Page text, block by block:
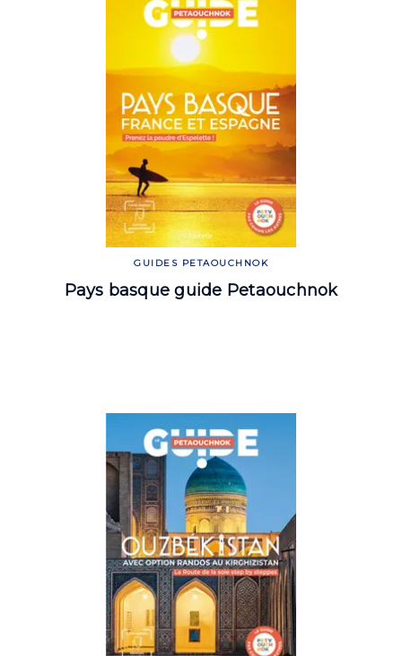
GUIDES PETAOUCHNOK
Pays basque guide Petaouchnok